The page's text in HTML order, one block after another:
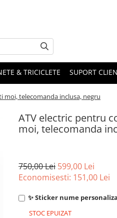
& TRICICLETE SUPORT
moi, telecomanda inclusa, negru
ATV electric pentru
moi, telecomanda
750,00 Lei 599,00 Lei
Economisesti: 151,00 Lei
✨ Sticker nume
STOC EPUIZAT